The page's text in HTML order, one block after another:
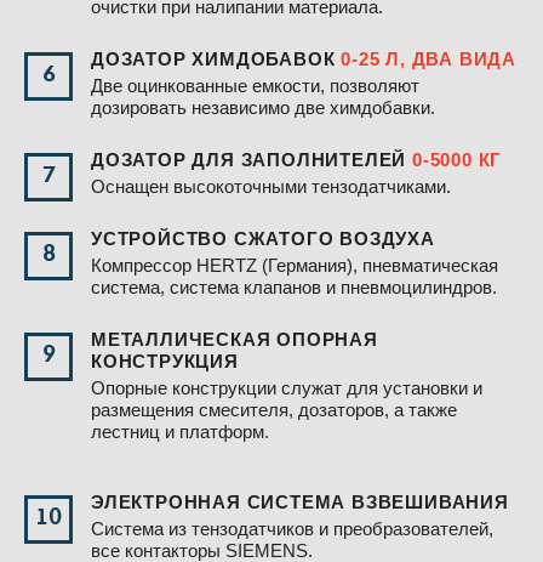
очистки при налипании материала.
6
ДОЗАТОР ХИМДОБАВОК0-25 Л, ДВА ВИДА
Две оцинкованные емкости, позволяют
дозировать независимо две химдобавки.
7
ДОЗАТОР ДЛЯ ЗАПОЛНИТЕЛЕЙ0-5000 КГ
Оснащен высокоточными тензодатчиками.
8
УСТРОЙСТВО СЖАТОГО ВОЗДУХА
Компрессор HERTZ (Германия), пневматическая
система, система клапанов и пневмоцилиндров.
9
МЕТАЛЛИЧЕСКАЯ ОПОРНАЯ
КОНСТРУКЦИЯ
Опорные конструкции служат для установки и
размещения смесителя, дозаторов, а также
лестниц и платформ.
10
ЭЛЕКТРОННАЯ СИСТЕМА ВЗВЕШИВАНИЯ
Система из тензодатчиков и преобразователей,
все контакторы SIEMENS.